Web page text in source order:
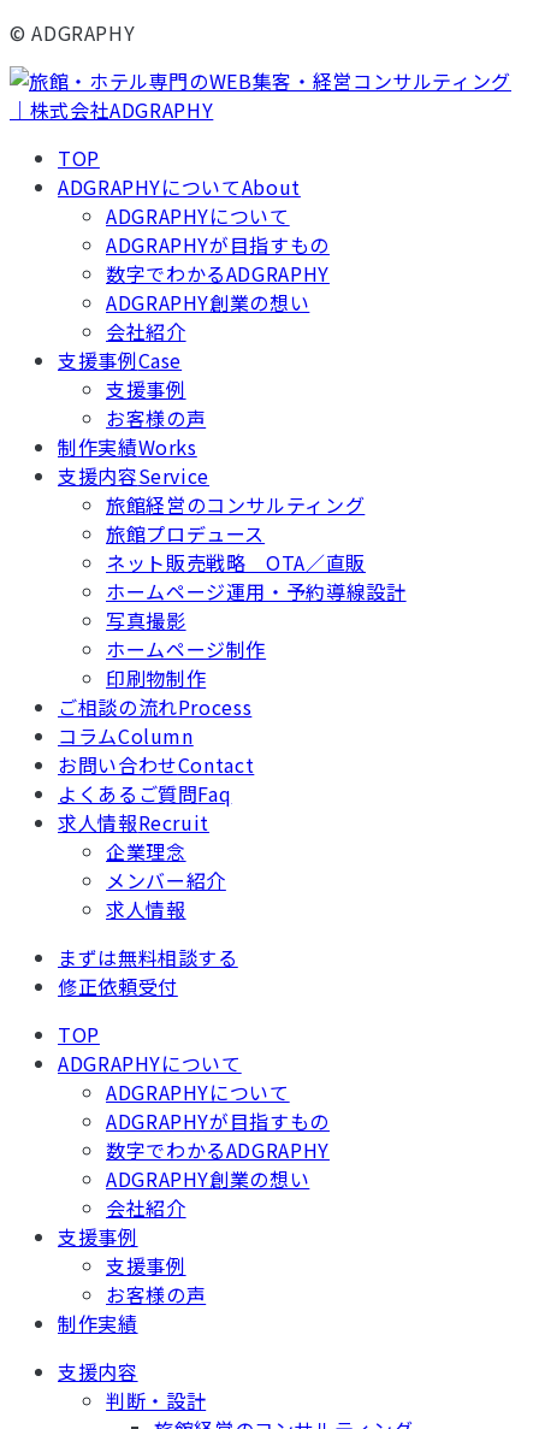
© ADGRAPHY
TOP
ADGRAPHYについてAbout
ADGRAPHYについて
ADGRAPHYが目指すもの
数字でわかるADGRAPHY
ADGRAPHY創業の想い
会社紹介
支援事例Case
支援事例
お客様の声
制作実績Works
支援内容Service
旅館経営のコンサルティング
旅館プロデュース
ネット販売戦略 OTA／直販
ホームページ運用・予約導線設計
写真撮影
ホームページ制作
印刷物制作
ご相談の流れProcess
コラムColumn
お問い合わせContact
よくあるご質問Faq
求人情報Recruit
企業理念
メンバー紹介
求人情報
まずは無料相談する
修正依頼受付
TOP
ADGRAPHYについて
ADGRAPHYについて
ADGRAPHYが目指すもの
数字でわかるADGRAPHY
ADGRAPHY創業の想い
会社紹介
支援事例
支援事例
お客様の声
制作実績
支援内容
判断・設計